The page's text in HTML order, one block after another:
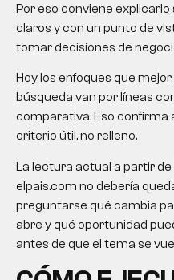
Por eso conviene
claros y con un punto de
tomar decisiones de
Hoy los enfoques que
búsqueda van por líneas
comparativa. Eso confirma
criterio útil, no relleno.
La lectura actual a partir
elpais.com no debería
preguntarse qué cambia
abre y qué oportunidad
antes de que el tema se